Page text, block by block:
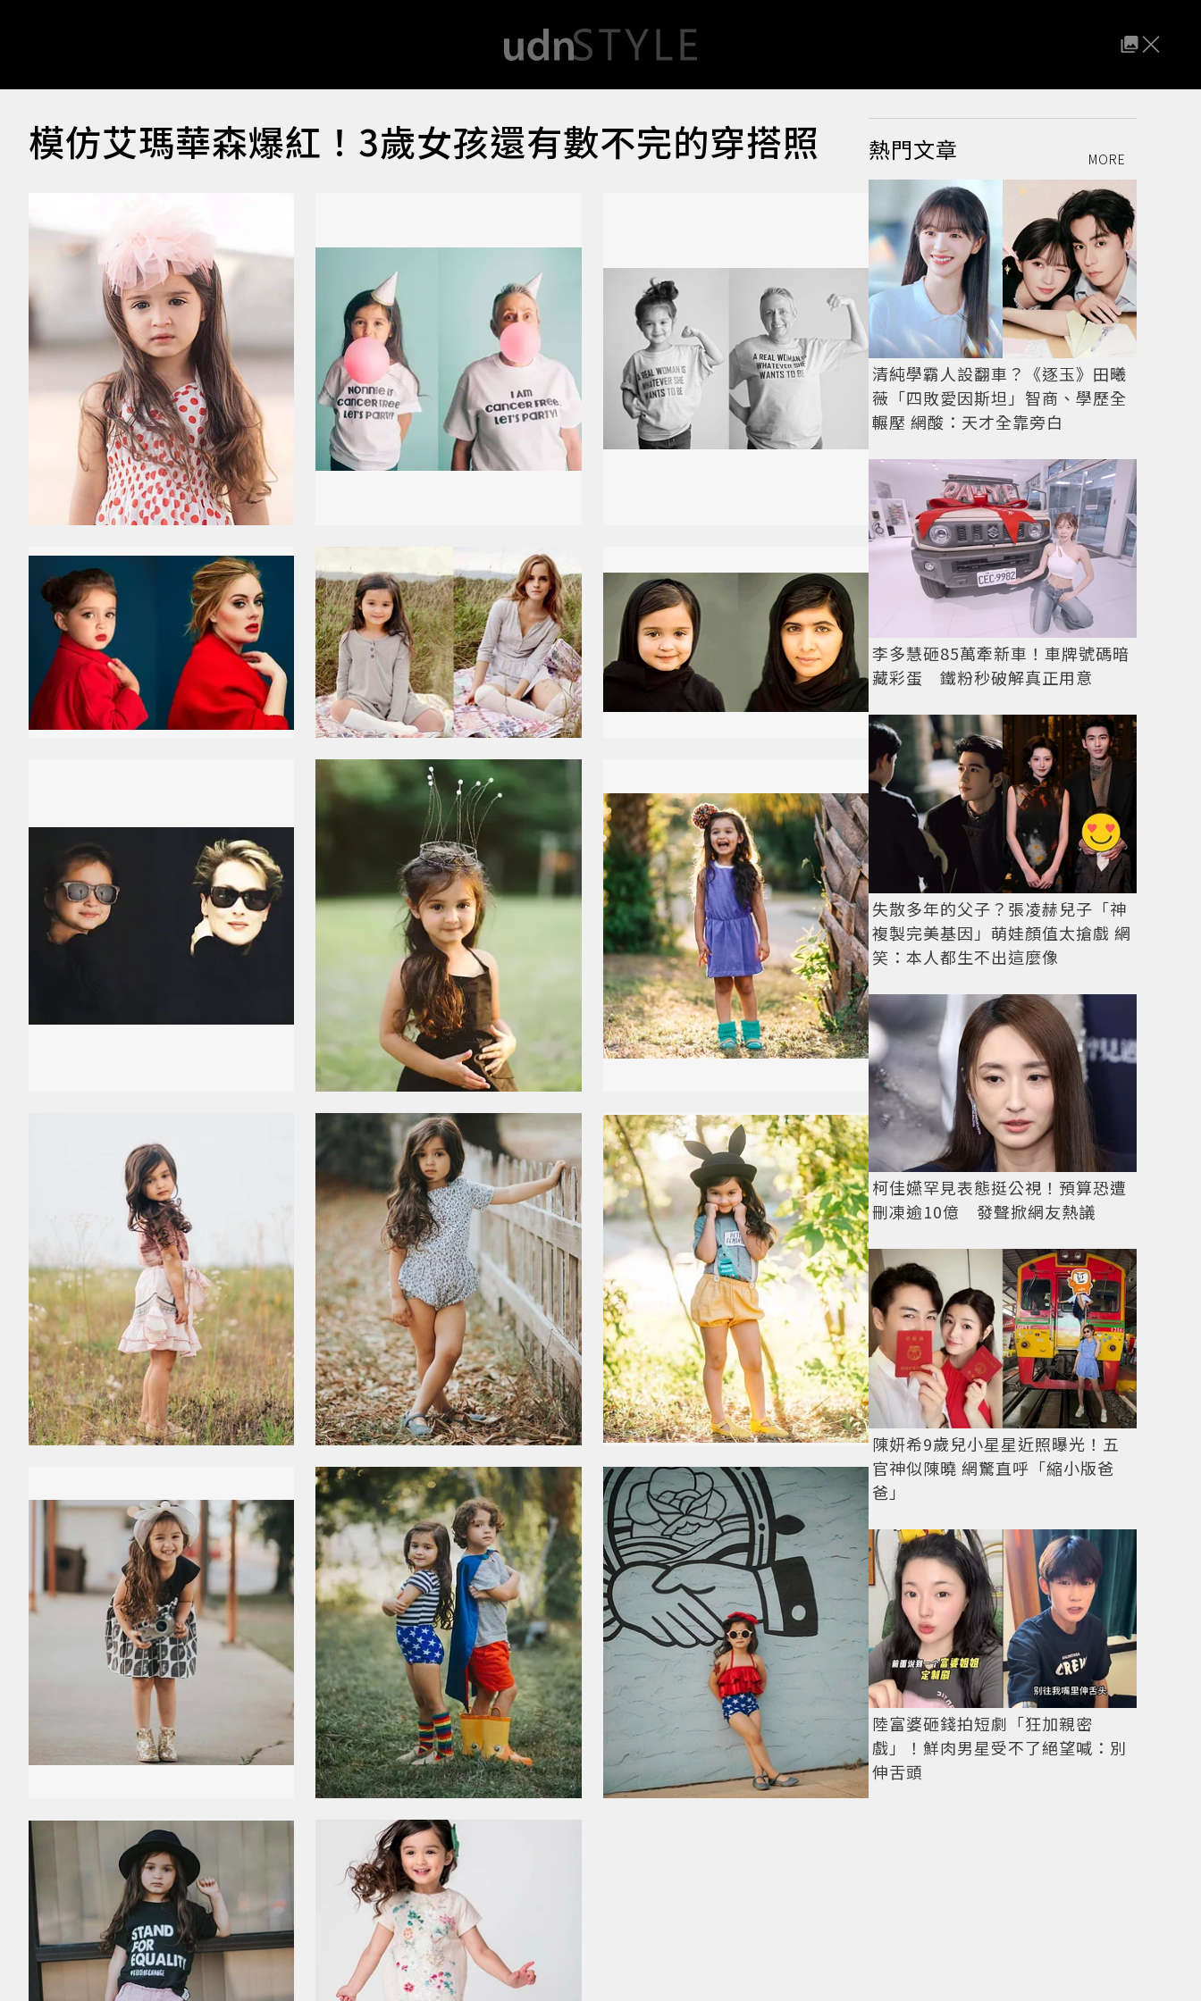
模仿艾瑪華森爆紅！3歲女孩還有數不完的穿搭照 熱門文章 MORE
清純學霸人設翻車？《逐玉》田曦
薇「四敗愛因斯坦」智商、學歷全
輾壓 網酸：天才全靠旁白
李多慧砸85萬牽新車！車牌號碼暗
藏彩蛋 鐵粉秒破解真正用意
失散多年的父子？張凌赫兒子「神
複製完美基因」萌娃顏值太搶戲 網
笑：本人都生不出這麼像
柯佳嬿罕見表態挺公視！預算恐遭
刪凍逾10億 發聲掀網友熱議
陳妍希9歲兒小星星近照曝光！五
官神似陳曉 網驚直呼「縮小版爸
爸」
陸富婆砸錢拍短劇「狂加親密
戲」！鮮肉男星受不了絕望喊：別
伸舌頭